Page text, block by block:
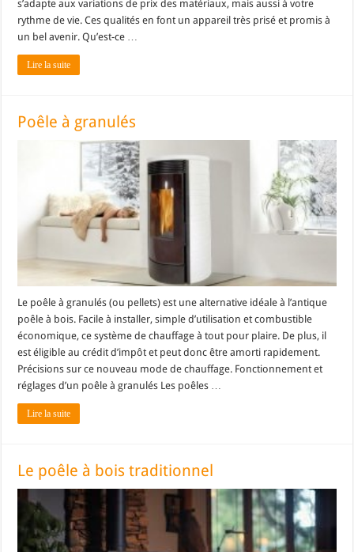
s’adapte aux variations de prix des matériaux, mais aussi à votre
rythme de vie. Ces qualités en font un appareil très prisé et promis à
un bel avenir. Qu’est-ce …
Lire la suite
Poêle à granulés
Le poêle à granulés (ou pellets) est une alternative idéale à l’antique
poêle à bois. Facile à installer, simple d’utilisation et combustible
économique, ce système de chauffage à tout pour plaire. De plus, il
est éligible au crédit d’impôt et peut donc être amorti rapidement.
Précisions sur ce nouveau mode de chauffage. Fonctionnement et
réglages d’un poêle à granulés Les poêles …
Lire la suite
Le poêle à bois traditionnel